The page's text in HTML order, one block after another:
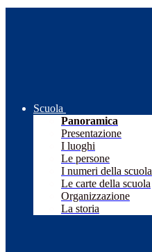
Scuola
Panoramica
Presentazione
I luoghi
Le persone
I numeri della scuola
Le carte della scuola
Organizzazione
La storia